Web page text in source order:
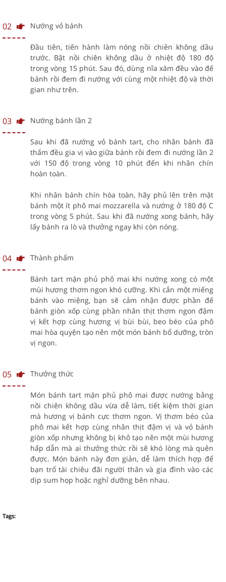
02 Nướng vỏ bánh
Đầu tiên, tiến hành làm nóng nồi chiên không dầu
trước. Bật nồi chiên không dầu ở nhiệt độ 180 độ
trong vòng 15 phút. Sau đó, dùng nĩa xăm đều vào đế
bánh rồi đem đi nướng với cùng một nhiệt độ và thời
gian như trên.
03 Nướng bánh lần 2
Sau khi đã nướng vỏ bánh tart, cho nhân bánh đã
thấm đều gia vị vào giữa bánh rồi đem đi nướng lần 2
với 150 độ trong vòng 10 phút đến khi nhân chín
hoàn toàn.
Khi nhân bánh chín hòa toàn, hãy phủ lên trên mặt
bánh một ít phô mai mozzarella và nướng ở 180 độ C
trong vòng 5 phút. Sau khi đã nướng xong bánh, hãy
lấy bánh ra lò và thưởng ngay khi còn nóng.
04 Thành phẩm
Bánh tart mặn phủ phô mai khi nướng xong có một
mùi hương thơm ngon khó cưỡng. Khi cắn một miếng
bánh vào miệng, bạn sẽ cảm nhận được phần đế
bánh giòn xốp cùng phần nhân thịt thơm ngon đậm
vị kết hợp cùng hương vị bùi bùi, beo béo của phô
mai hòa quyện tạo nên một món bánh bổ dưỡng, tròn
vị ngon.
05 Thưởng thức
Món bánh tart mặn phủ phô mai được nướng bằng
nồi chiên không dầu vừa dễ làm, tiết kiệm thời gian
mà hương vị bánh cực thơm ngon. Vị thơm béo của
phô mai kết hợp cùng nhân thịt đậm vị và vỏ bánh
giòn xốp nhưng không bị khô tạo nên một mùi hương
hấp dẫn mà ai thưởng thức rồi sẽ khó lòng mà quên
được. Món bánh này đơn giản, dễ làm thích hợp để
bạn trổ tài chiêu đãi người thân và gia đình vào các
dịp sum họp hoặc nghỉ dưỡng bên nhau.
Tags: